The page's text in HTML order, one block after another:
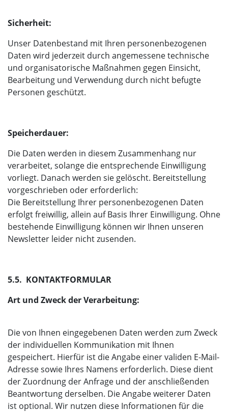
Sicherheit:
Unser Datenbestand mit Ihren personenbezogenen
Daten wird jederzeit durch angemessene technische
und organisatorische Maßnahmen gegen Einsicht,
Bearbeitung und Verwendung durch nicht befugte
Personen geschützt.
Speicherdauer:
Die Daten werden in diesem Zusammenhang nur
verarbeitet, solange die entsprechende Einwilligung
vorliegt. Danach werden sie gelöscht. Bereitstellung
vorgeschrieben oder erforderlich:
Die Bereitstellung Ihrer personenbezogenen Daten
erfolgt freiwillig, allein auf Basis Ihrer Einwilligung. Ohne
bestehende Einwilligung können wir Ihnen unseren
Newsletter leider nicht zusenden.
5.5. KONTAKTFORMULAR
Art und Zweck der Verarbeitung:
Die von Ihnen eingegebenen Daten werden zum Zweck
der individuellen Kommunikation mit Ihnen
gespeichert. Hierfür ist die Angabe einer validen E-Mail-
Adresse sowie Ihres Namens erforderlich. Diese dient
der Zuordnung der Anfrage und der anschließenden
Beantwortung derselben. Die Angabe weiterer Daten
ist optional. Wir nutzen diese Informationen für die